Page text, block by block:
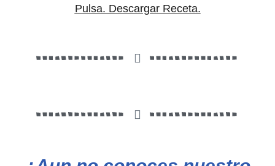
Pulsa. Descargar Receta.